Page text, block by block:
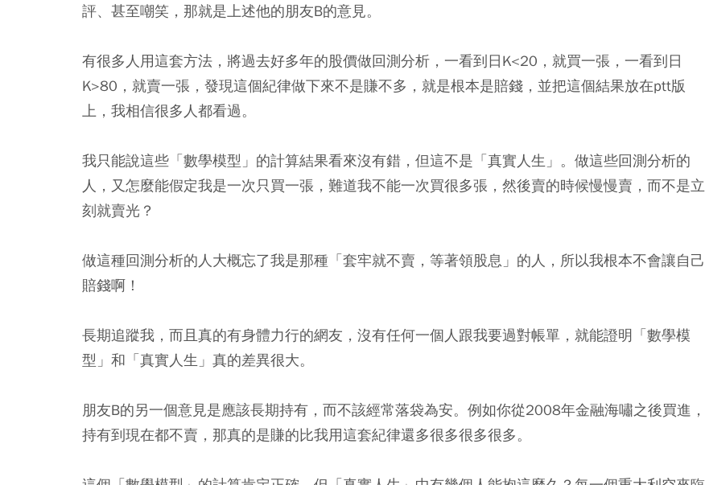
評、甚至嘲笑，那就是上述他的朋友B的意見。
有很多人用這套方法，將過去好多年的股價做回測分析，一看到日K<20，就買一張，一看到日
K>80，就賣一張，發現這個紀律做下來不是賺不多，就是根本是賠錢，並把這個結果放在ptt版
上，我相信很多人都看過。
我只能說這些「數學模型」的計算結果看來沒有錯，但這不是「真實人生」。做這些回測分析的
人，又怎麼能假定我是一次只買一張，難道我不能一次買很多張，然後賣的時候慢慢賣，而不是立
刻就賣光？
做這種回測分析的人大概忘了我是那種「套牢就不賣，等著領股息」的人，所以我根本不會讓自己
賠錢啊！
長期追蹤我，而且真的有身體力行的網友，沒有任何一個人跟我要過對帳單，就能證明「數學模
型」和「真實人生」真的差異很大。
朋友B的另一個意見是應該長期持有，而不該經常落袋為安。例如你從2008年金融海嘯之後買進，
持有到現在都不賣，那真的是賺的比我用這套紀律還多很多很多很多。